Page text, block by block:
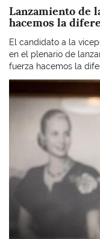
Lanzamiento de
hacemos la
El candidato a la
en el plenario de
fuerza hacemos la